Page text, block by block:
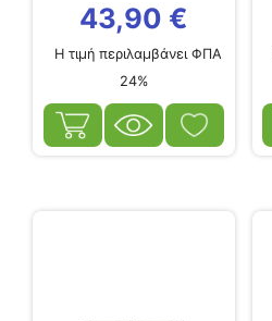
43,90 €
Η τιμή περιλαμβάνει ΦΠΑ
24%